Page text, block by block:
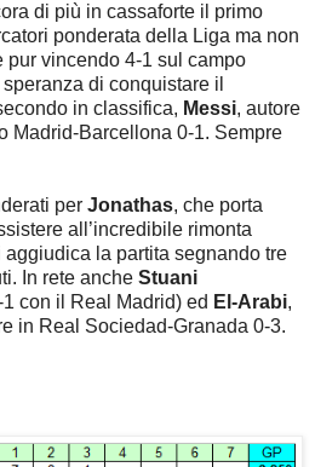
di più in cassaforte il primo
ponderata della Liga ma non
pur vincendo 4-1 sul campo
di conquistare il
in classifica, Messi, autore
Madrid-Barcellona 0-1. Sempre
per Jonathas, che porta
all’incredibile rimonta
la partita segnando tre
In rete anche Stuani
con il Real Madrid) ed El-Arabi,
in Real Sociedad-Granada 0-3.